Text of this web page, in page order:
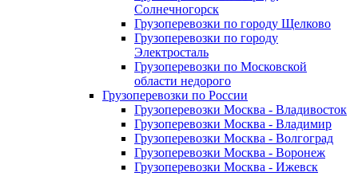
Солнечногорск
Грузоперевозки по городу Щелково
Грузоперевозки по городу
Электросталь
Грузоперевозки по Московской
области недорого
Грузоперевозки по России
Грузоперевозки Москва - Владивосток
Грузоперевозки Москва - Владимир
Грузоперевозки Москва - Волгоград
Грузоперевозки Москва - Воронеж
Грузоперевозки Москва - Ижевск